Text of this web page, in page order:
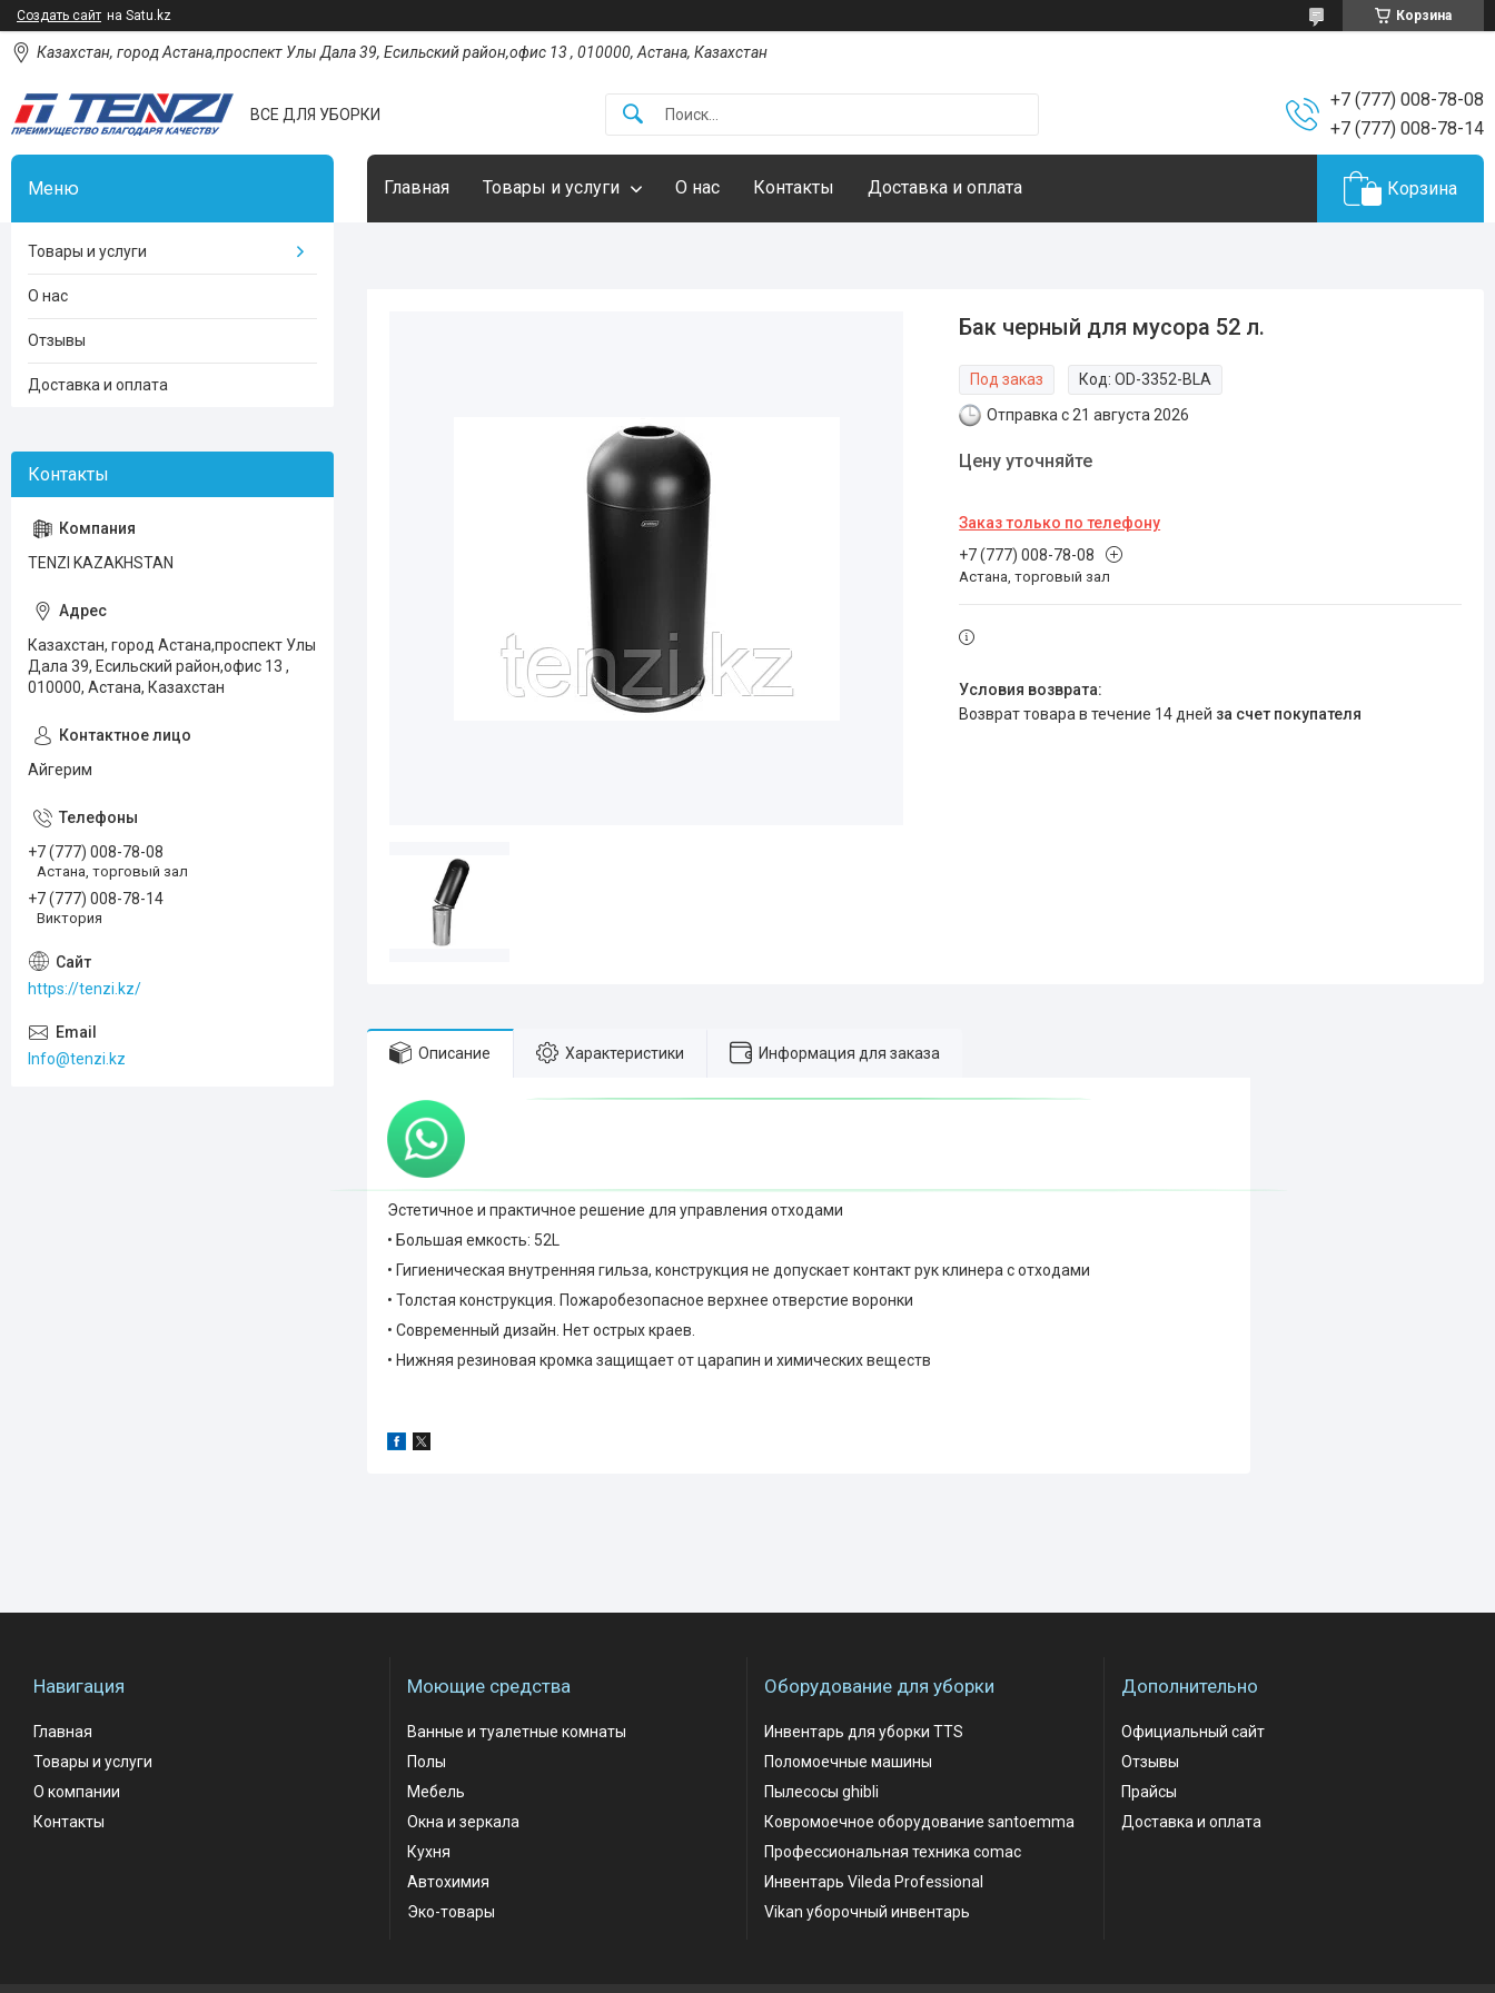
Создать сайт на Satu.kz Корзина
Казахстан, город Астана,проспект Улы Дала 39, Есильский район,офис 13 , 010000, Астана, Казахстан
ВСЕ ДЛЯ УБОРКИ
+7 (777) 008-78-08
+7 (777) 008-78-14
Главная Товары и услуги О нас Контакты Доставка и оплата Корзина
Бак черный для мусора 52 л.
Под заказ Код:OD-3352-BLA
Отправка с 21 августа 2026
Цену уточняйте
Заказ только по телефону
+7 (777) 008-78-08
Астана, торговый зал
возврат товара в течение 14 дней за счет покупателя
Описание Характеристики Информация для заказа
Эстетичное и практичное решение для управления отходами
• Большая емкость: 52L
• Гигиеническая внутренняя гильза, конструкция не допускает контакт рук клинера с отходами
• Толстая конструкция. Пожаробезопасное верхнее отверстие воронки
• Современный дизайн. Нет острых краев.
• Нижняя резиновая кромка защищает от царапин и химических веществ
Товары и услуги
О нас
Отзывы
Доставка и оплата
TENZI KAZAKHSTAN
Казахстан, город Астана,проспект Улы
Дала 39, Есильский район,офис 13 ,
010000, Астана, Казахстан
Айгерим
+7 (777) 008-78-08
Астана, торговый зал
+7 (777) 008-78-14
Виктория
https://tenzi.kz/
Info@tenzi.kz
Навигация
Главная
Товары и услуги
О компании
Контакты
Моющие средства
Ванные и туалетные комнаты
Полы
Мебель
Окна и зеркала
Кухня
Автохимия
Эко-товары
Оборудование для уборки
Инвентарь для уборки TTS
Поломоечные машины
Пылесосы ghibli
Ковромоечное оборудование santoemma
Профессиональная техника comac
Инвентарь Vileda Professional
Vikan уборочный инвентарь
Дополнительно
Официальный сайт
Отзывы
Прайсы
Доставка и оплата